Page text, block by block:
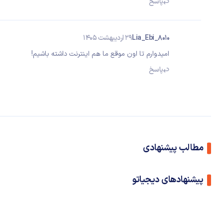
Lia_Ebi_801029 اردیبهشت 1405
امیدوارم تا اون موقع ما هم اینترنت داشته باشیم!
پاسخ
مطالب پیشنهادی
پیشنهادهای دیجیاتو